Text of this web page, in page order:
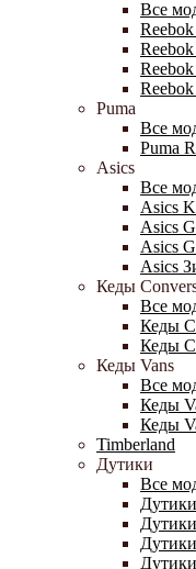
Все
Puma
Все
Puma
Asics
Все
Asics
Asics
Asics
Asics
Кеды
Все
Кеды
Кеды
Кеды Vans
Все
Кеды
Кеды
Timberland
Дутики
Все